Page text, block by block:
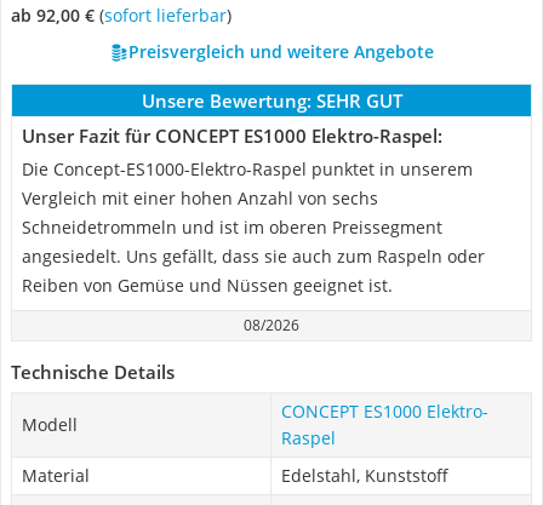
ab 92,00 € ( Sofort lieferbar)
Preisvergleich und weitere Angebote
Unsere Bewertung: SEHR GUT
Unser Fazit für CONCEPT ES1000 Elektro-Raspel:
Die Concept-ES1000-Elektro-Raspel punktet in unserem
Vergleich mit einer hohen Anzahl von sechs
Schneidetrommeln und ist im oberen Preissegment
angesiedelt. Uns gefällt, dass sie auch zum Raspeln oder
Reiben von Gemüse und Nüssen geeignet ist.
08/2026
Technische Details
Modell
CONCEPT ES1000 Elektro-
Raspel
Material
Edelstahl, Kunststoff